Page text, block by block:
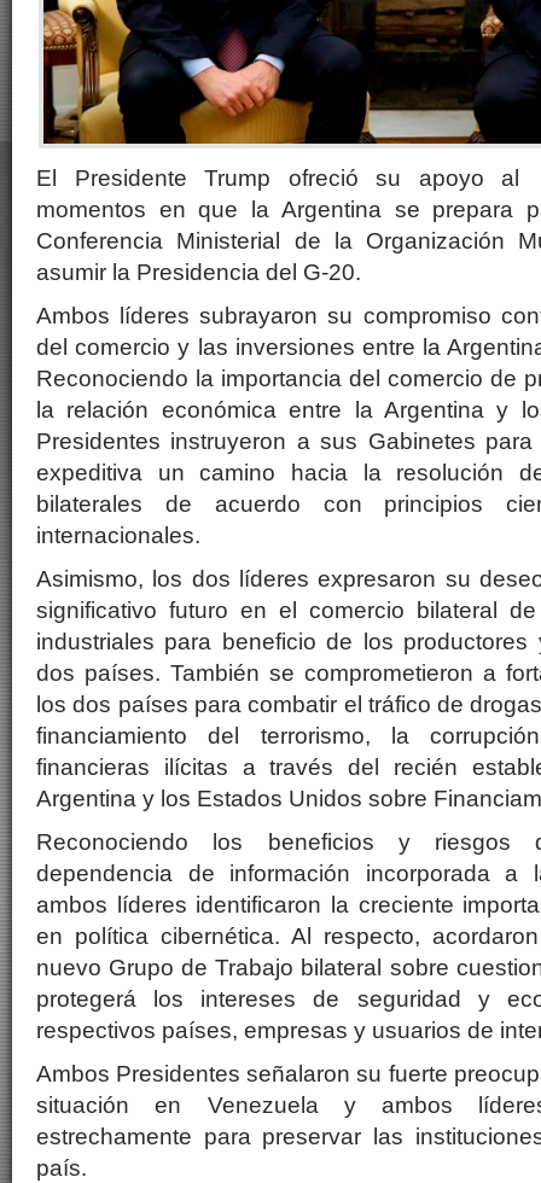
El Presidente Trump ofreció su apoyo al
momentos en que la Argentina se prepara
Conferencia Ministerial de la Organización
asumir la Presidencia del G-20.
Ambos líderes subrayaron su compromiso
del comercio y las inversiones entre la
Reconociendo la importancia del comercio de
la relación económica entre la Argentina y
Presidentes instruyeron a sus Gabinetes
expeditiva un camino hacia la resolución
bilaterales de acuerdo con principios
internacionales.
Asimismo, los dos líderes expresaron su
significativo futuro en el comercio bilateral
industriales para beneficio de los
dos países. También se comprometieron a
los dos países para combatir el tráfico de
financiamiento del terrorismo, la
financieras ilícitas a través del recién
Argentina y los Estados Unidos sobre
Reconociendo los beneficios y riesgos
dependencia de información incorporada a
ambos líderes identificaron la creciente
en política cibernética. Al respecto,
nuevo Grupo de Trabajo bilateral sobre
protegerá los intereses de seguridad y
respectivos países, empresas y usuarios de
Ambos Presidentes señalaron su fuerte
situación en Venezuela y ambos
estrechamente para preservar las
país.